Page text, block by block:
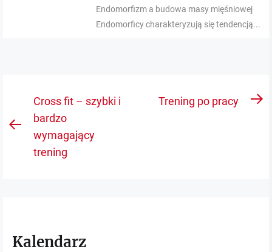
Endomorfizm a budowa masy mięśniowej
Endomorficy charakteryzują się tendencją...
Nawigacja
wpisu
Previous
Cross fit – szybki i
bardzo
wymagający
trening
Trening po pracy
Kalendarz